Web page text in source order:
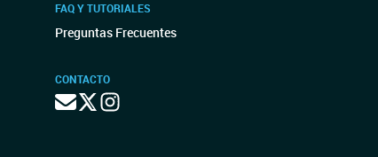
FAQ Y TUTORIALES
Preguntas Frecuentes
CONTACTO